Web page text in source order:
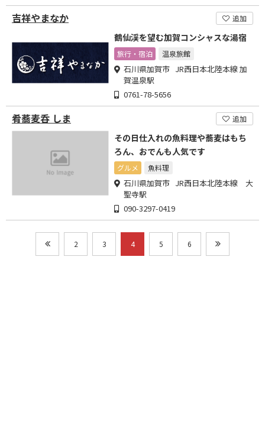
吉祥やまなか 追加
鶴仙渓を望む加賀コンシャスな湯宿
旅行・宿泊 温泉旅館
石川県加賀市 JR西日本北陸本線 加
賀温泉駅
0761-78-5656
肴蕎麦呑 しま 追加
その日仕入れの魚料理や蕎麦はもち
ろん、おでんも人気です
グルメ 魚料理
石川県加賀市 JR西日本北陸本線 大
聖寺駅
090-3297-0419
2 3 4 5 6